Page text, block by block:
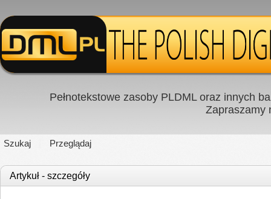
Pełnotekstowe zasoby PLDML oraz innych
Zapraszamy
Szukaj Przeglądaj
Artykuł - szczegóły